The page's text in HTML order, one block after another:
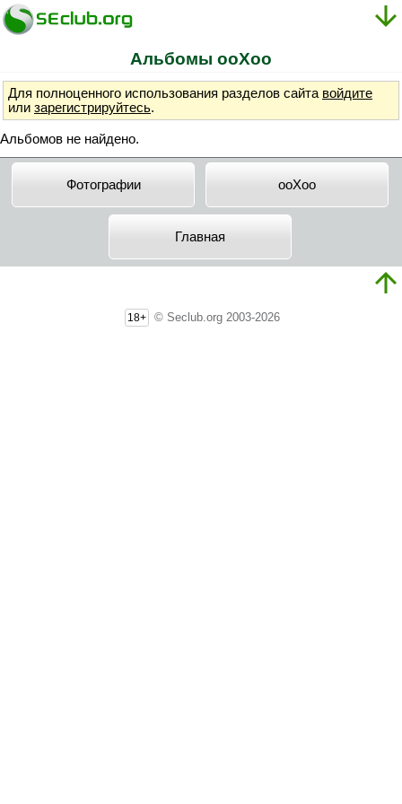
Альбомы ooXoo
Для полноценного использования разделов сайта войдите
или зарегистрируйтесь.
Альбомов не найдено.
Фотографии ooXoo
Главная
18+ © Seclub.org 2003-2026